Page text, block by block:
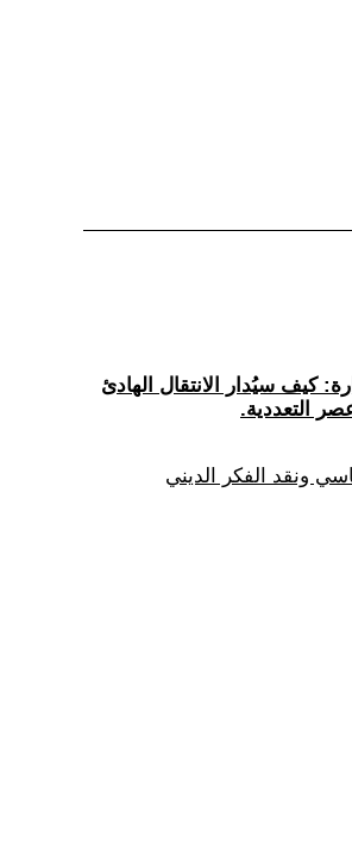
كيف سيُدار الانتقال الهادئ
التعددية.
ونقد الفكر الديني